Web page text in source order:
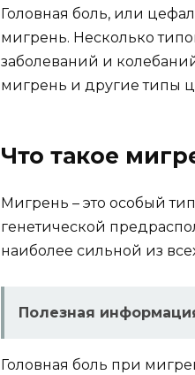
Головная боль, или
мигрень. Несколько
заболеваний и
мигрень и другие типы
Что такое
Мигрень – это особый
генетической
наиболее сильной из
Полезная
Головная боль при